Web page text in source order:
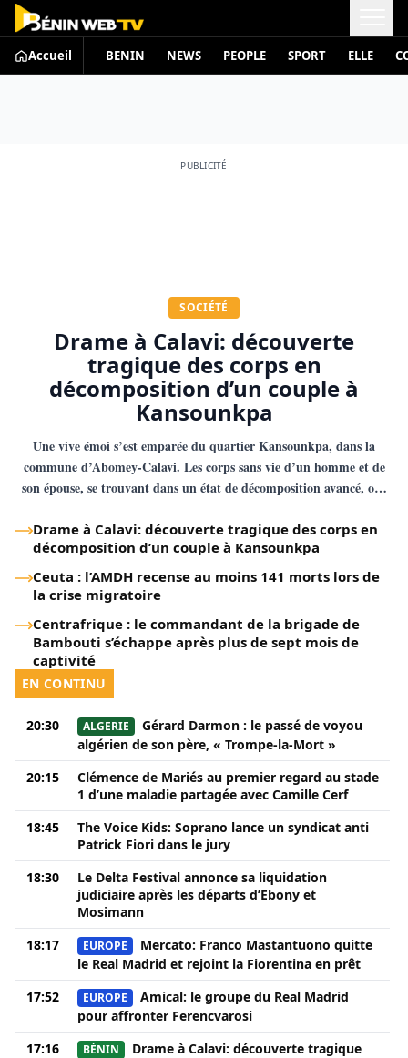
Accueil BENIN NEWS PEOPLE SPORT ELLE
Actualités Bénin
PUBLICITÉ
SOCIÉTÉ
Drame à Calavi: découverte
tragique des corps en
décomposition d’un couple à
Kansounkpa
Une vive émoi s’est emparée du quartier Kansounkpa, dans la
commune d’Abomey-Calavi. Les corps sans vie d’un homme et de
son épouse, se trouvant dans un état de décomposition avancé, ont
proximité du Collège d’enseignement général (CEG) de la localité. ​
Selon Bip […]
Drame à Calavi: découverte tragique des corps en
décomposition d’un couple à Kansounkpa
Ceuta : l’AMDH recense au moins 141 morts lors de
la crise migratoire
Centrafrique : le commandant de la brigade de
Bambouti s’échappe après plus de sept mois de
captivité
EN CONTINU
20:30 ALGERIE
Gérard Darmon : le passé de voyou
algérien de son père, « Trompe‑la‑Mort »
20:15
Clémence de Mariés au premier regard au stade
1 d’une maladie partagée avec Camille Cerf
18:45
The Voice Kids: Soprano lance un syndicat anti
Patrick Fiori dans le jury
18:30
Le Delta Festival annonce sa liquidation
judiciaire après les départs d’Ebony et
Mosimann
18:17
EUROPE
Mercato: Franco Mastantuono quitte
le Real Madrid et rejoint la Fiorentina en prêt
17:52
EUROPE
Amical: le groupe du Real Madrid
pour affronter Ferencvarosi
17:16
BÉNIN
Drame à Calavi: découverte tragique